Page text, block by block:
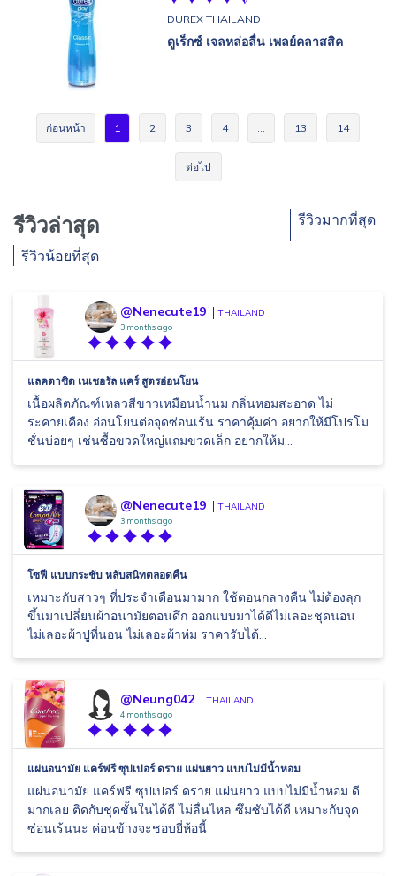
DUREX THAILAND
ดูเร็กซ์ เจลหล่อลื่น เพลย์คลาสสิค
ก่อนหน้า 1 2 3 4 … 13 14
ต่อไป
รีวิวล่าสุด รีวิวมากที่สุด
รีวิวน้อยที่สุด
@Nenecute19 THAILAND
3 months ago
แลคตาซิด เนเชอรัล แคร์ สูตรอ่อนโยน
เนื้อผลิตภัณฑ์เหลวสีขาวเหมือนน้ำนม กลิ่นหอมสะอาด ไม่
ระคายเคือง อ่อนโยนต่อจุดซ่อนเร้น ราคาคุ้มค่า อยากให้มีโปรโม
ชั่นบ่อยๆ เช่นซื้อขวดใหญ่แถมขวดเล็ก อยากให้ม...
@Nenecute19 THAILAND
3 months ago
โซฟี แบบกระชับ หลับสนิทตลอดคืน
เหมาะกับสาวๆ ที่ประจำเดือนมามาก ใช้ตอนกลางคืน ไม่ต้องลุก
ขึ้นมาเปลี่ยนผ้าอนามัยตอนดึก ออกแบบมาได้ดีไม่เลอะชุดนอน
ไม่เลอะผ้าปูที่นอน ไม่เลอะผ้าห่ม ราคารับได้...
@Neung042 THAILAND
4 months ago
แผ่นอนามัย แคร์ฟรี ซุปเปอร์ ดราย แผ่นยาว แบบไม่มีน้ำหอม
แผ่นอนามัย แคร์ฟรี ซุปเปอร์ ดราย แผ่นยาว แบบไม่มีน้ำหอม ดี
มากเลย ติดกับชุดชั้นในได้ดี ไม่ลื่นไหล ซึมซับได้ดี เหมาะกับจุด
ซ่อนเร้นนะ ค่อนข้างจะชอบยี่ห้อนี้